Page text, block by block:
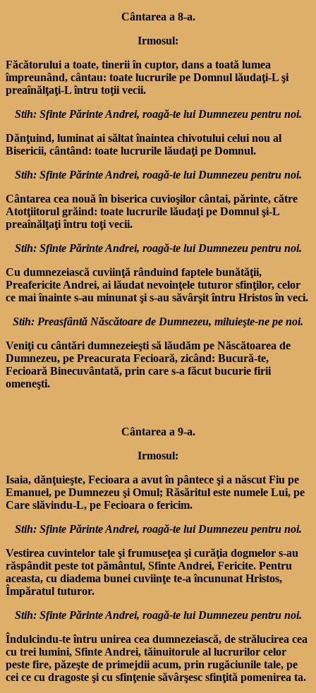
Cântarea a 8-a.
Irmosul:
Făcătorului a toate, tinerii în cuptor, dans a toată lumea
împreunând, cântau: toate lucrurile pe Domnul lăudaţi-L şi
preaînălţaţi-L întru toţii vecii.
Stih: Sfinte Părinte Andrei, roagă-te lui Dumnezeu pentru noi.
Dănţuind, luminat ai săltat înaintea chivotului celui nou al
Bisericii, cântând: toate lucrurile lăudaţi pe Domnul.
Stih: Sfinte Părinte Andrei, roagă-te lui Dumnezeu pentru noi.
Cântarea cea nouă în biserica cuvioşilor cântai, părinte, către
Atotţiitorul grăind: toate lucrurile lăudaţi pe Domnul şi-L
preaînălţaţi întru toţi vecii.
Stih: Sfinte Părinte Andrei, roagă-te lui Dumnezeu pentru noi.
Cu dumnezeiască cuviinţă rânduind faptele bunătăţii,
Preafericite Andrei, ai lăudat nevoinţele tuturor sfinţilor, celor
ce mai înainte s-au minunat şi s-au săvârşit întru Hristos în veci.
Stih: Preasfântă Născătoare de Dumnezeu, miluieşte-ne pe noi.
Veniţi cu cântări dumnezeieşti să lăudăm pe Născătoarea de
Dumnezeu, pe Preacurata Fecioară, zicând: Bucură-te,
Fecioară Binecuvântată, prin care s-a făcut bucurie firii
omeneşti.
Cântarea a 9-a.
Irmosul:
Isaia, dănţuieşte, Fecioara a avut în pântece şi a născut Fiu pe
Emanuel, pe Dumnezeu şi Omul; Răsăritul este numele Lui, pe
Care slăvindu-L, pe Fecioara o fericim.
Stih: Sfinte Părinte Andrei, roagă-te lui Dumnezeu pentru noi.
Vestirea cuvintelor tale şi frumuseţea şi curăţia dogmelor s-au
răspândit peste tot pământul, Sfinte Andrei, Fericite. Pentru
aceasta, cu diadema bunei cuviinţe te-a încununat Hristos,
Împăratul tuturor.
Stih: Sfinte Părinte Andrei, roagă-te lui Dumnezeu pentru noi.
Îndulcindu-te întru unirea cea dumnezeiască, de strălucirea cea
cu trei lumini, Sfinte Andrei, tăinuitorule al lucrurilor celor
peste fire, păzeşte de primejdii acum, prin rugăciunile tale, pe
cei ce cu dragoste şi cu sfinţenie săvârşesc sfinţită pomenirea ta.